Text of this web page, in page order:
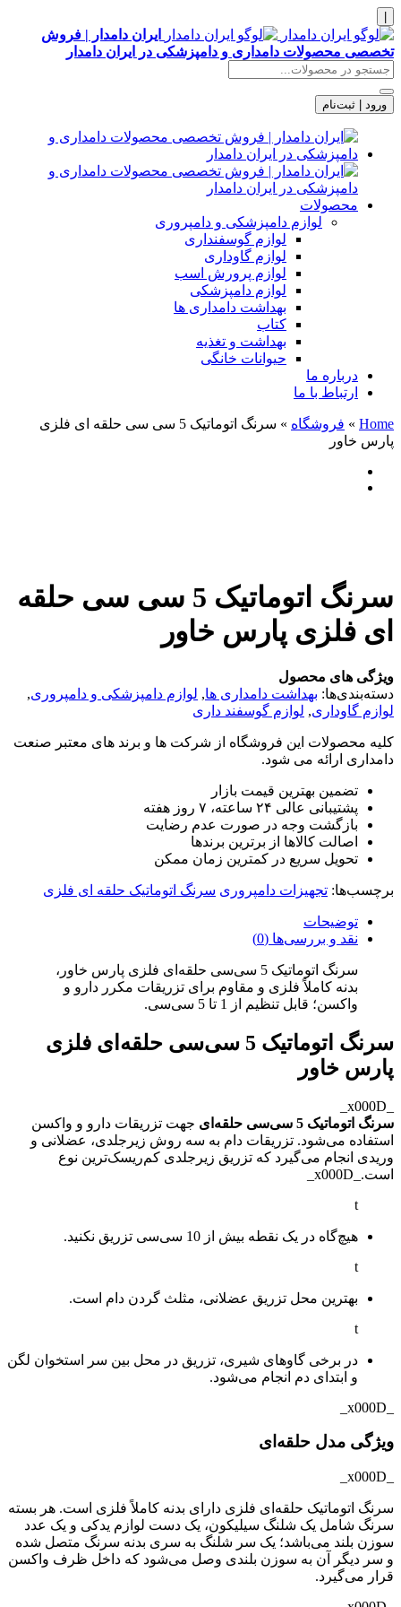
ایران دامدار | فروش
تخصصی محصولات دامداری و دامپزشکی در ایران دامدار
ورود | ثبت‌نام
محصولات
لوازم دامپزشکی و دامپروری
لوازم گوسفنداری
لوازم گاوداری
لوازم پرورش اسب
لوازم دامپزشکی
بهداشت دامداری ها
کتاب
بهداشت و تغذیه
حیوانات خانگی
درباره ما
ارتباط با ما
Home
» فروشگاه »
سرنگ اتوماتیک 5 سی سی حلقه ای فلزی
پارس خاور
سرنگ اتوماتیک 5 سی سی حلقه
ای فلزی پارس خاور
ویژگی های محصول
دسته‌بندی‌ها: بهداشت دامداری ها, لوازم دامپزشکی و دامپروری,
لوازم گاوداری, لوازم گوسفند داری
کلیه محصولات این فروشگاه از شرکت ها و برند های معتبر صنعت
دامداری ارائه می شود.
تضمین بهترین قیمت بازار
پشتیبانی عالی ۲۴ ساعته، ۷ روز هفته
بازگشت وجه در صورت عدم رضایت
اصالت کالاها از برترین برندها
تحویل سریع در کمترین زمان ممکن
برچسب‌ها: تجهیزات دامپروری سرنگ اتوماتیک حلقه ای فلزی
توضیحات
نقد و بررسی‌ها (0)
سرنگ اتوماتیک 5 سی‌سی حلقه‌ای فلزی پارس خاور،
بدنه کاملاً فلزی و مقاوم برای تزریقات مکرر دارو و
واکسن؛ قابل تنظیم از 1 تا 5 سی‌سی.
سرنگ اتوماتیک 5 سی‌سی حلقه‌ای فلزی
پارس خاور
سرنگ اتوماتیک 5 سی‌سی حلقه‌ای
جهت تزریقات دارو و واکسن
استفاده می‌شود. تزریقات دام به سه روش زیرجلدی، عضلانی و
وریدی انجام می‌گیرد که تزریق زیرجلدی کم‌ریسک‌ترین نوع
است._x000D_
t
هیچ‌گاه در یک نقطه بیش از 10 سی‌سی تزریق نکنید.
t
بهترین محل تزریق عضلانی، مثلث گردن دام است.
t
در برخی گاوهای شیری، تزریق در محل بین سر استخوان لگن
و ابتدای دم انجام می‌شود.
ویژگی مدل حلقه‌ای
سرنگ اتوماتیک حلقه‌ای فلزی دارای بدنه کاملاً فلزی است. هر بسته
سرنگ شامل یک شلنگ سیلیکون، یک دست لوازم یدکی و یک عدد
سوزن بلند می‌باشد؛ یک سر شلنگ به سری بدنه سرنگ متصل شده
و سر دیگر آن به سوزن بلندی وصل می‌شود که داخل ظرف واکسن
قرار می‌گیرد.